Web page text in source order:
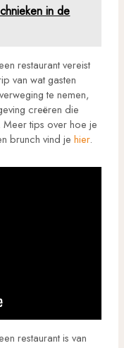
in de
restaurant vereist
van wat gasten
te nemen,
creëren die
Meer tips over hoe je
brunch vind je hier.
restaurant is van